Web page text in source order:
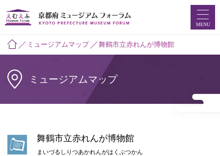
ホーム
ミュージアムマップ
えむえふコラム
MENU
ミュージアムマップ 舞鶴市立赤れんが博物館
ミュージアムマップ
舞鶴市立赤れんが博物館
まいづるしりつあかれんがはくぶつかん